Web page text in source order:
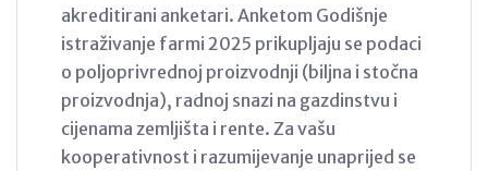
akreditirani anketari. Anketom Godišnje
istraživanje farmi 2025 prikupljaju se podaci
o poljoprivrednoj proizvodnji (biljna i stočna
proizvodnja), radnoj snazi na gazdinstvu i
cijenama zemljišta i rente. Za vašu
kooperativnost i razumijevanje unaprijed se